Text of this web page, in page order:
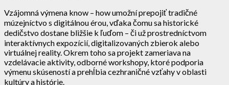
Vzájomná výmena know – how umožní prepojiť tradičné
múzejníctvo s digitálnou érou, vďaka čomu sa historické
dedičstvo dostane bližšie k ľuďom – či už prostredníctvom
interaktívnych expozícií, digitalizovaných zbierok alebo
virtuálnej reality. Okrem toho sa projekt zameriava na
vzdelávacie aktivity, odborné workshopy, ktoré podporia
výmenu skúseností a prehĺbia cezhraničné vzťahy v oblasti
kultúry a histórie.